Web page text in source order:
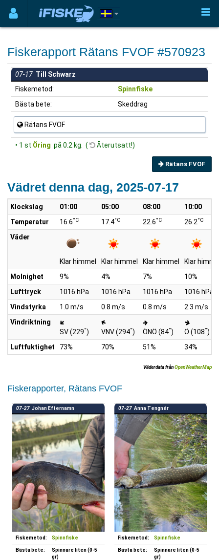
Fiskerapport Rätans FVOF #570923
07-17 Till Schwarz
Fiskemetod:
Spinnfiske
Bästa bete:
Skeddrag
Rätans FVOF
• 1 st Öring på 0.2 kg. ( Återutsatt!)
Rätans FVOF
Vädret denna dag, 2025-07-17
Klockslag 01:00 05:00 08:00
10:00
Temperatur
16.6°C 17.4°C 22.6°C 26.2°C
Väder
Klar himmel Klar himmel Klar himmel
Klar
Molnighet
9% 4% 7%
10%
Lufttryck
1016 hPa 1016 hPa 1016 hPa
1016 hPa
Vindstyrka
1.0 m/s 0.8 m/s 0.8 m/s
2.3 m/s
Vindriktning
SV (229°) VNV (294°) ÖNÖ (84°) Ö (108°)
Luftfuktighet
73% 70% 51% 34%
Väderdata frånOpenWeatherMap
Fiskerapporter, Rätans FVOF
07-27 Johan Efternamn
Fiskemetod: Spinnfiske
Bästa bete:
Spinnare liten (0-5
gr)
07-27 Anna Tengnér
Fiskemetod: Spinnfiske
Bästa bete:
Spinnare liten (0-5
gr)